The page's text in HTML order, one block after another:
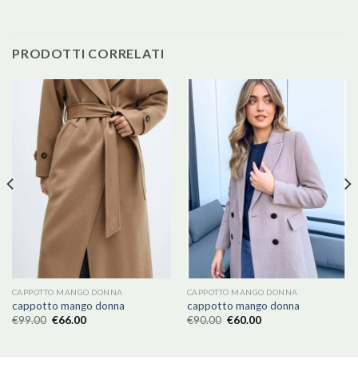
PRODOTTI CORRELATI
CAPPOTTO MANGO DONNA
cappotto mango donna
€99.00 €66.00
CAPPOTTO MANGO DONNA
cappotto mango donna
€90.00 €60.00